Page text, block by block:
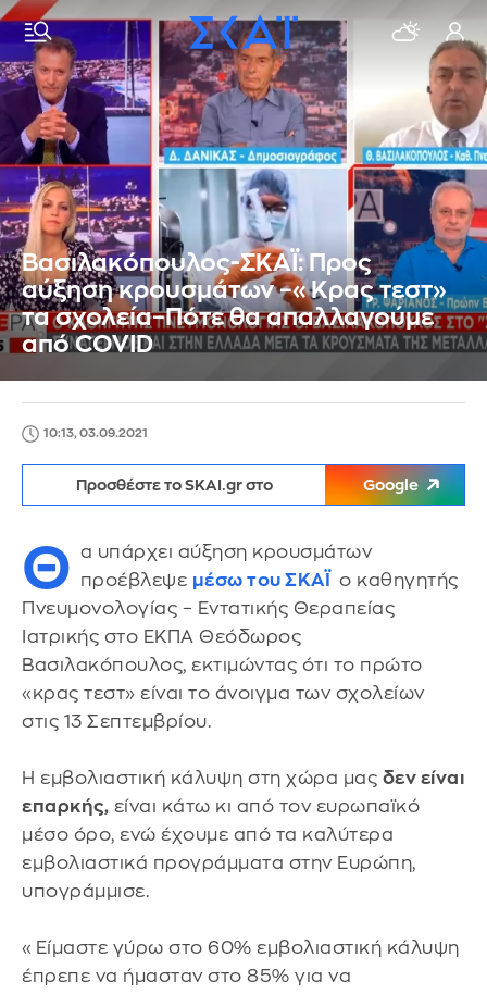
Βασιλακόπουλος-ΣΚΑΪ: Προς
αύξηση κρουσμάτων –«Κρας τεστ»
τα σχολεία–Πότε θα απαλλαγούμε
από COVID
10:13, 03.09.2021
Προσθέστε το SKAI.gr στο Google
Θ α υπάρχει αύξηση κρουσμάτων
προέβλεψε μέσω του ΣΚΑΪ
ο καθηγητής
Πνευμονολογίας – Εντατικής Θεραπείας
Ιατρικής στο ΕΚΠΑ Θεόδωρος
Βασιλακόπουλος, εκτιμώντας ότι το πρώτο
«κρας τεστ» είναι το άνοιγμα των σχολείων
στις 13 Σεπτεμβρίου.
Η εμβολιαστική κάλυψη στη χώρα μας δεν είναι
επαρκής, είναι κάτω κι από τον ευρωπαϊκό
μέσο όρο, ενώ έχουμε από τα καλύτερα
εμβολιαστικά προγράμματα στην Ευρώπη,
υπογράμμισε.
«Είμαστε γύρω στο 60% εμβολιαστική κάλυψη
έπρεπε να ήμασταν στο 85% για να